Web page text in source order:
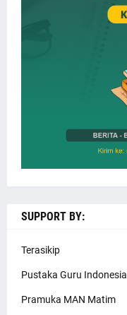
SUPPORT BY:
Terasikip
Pustaka Guru Indonesia
Pramuka MAN Matim